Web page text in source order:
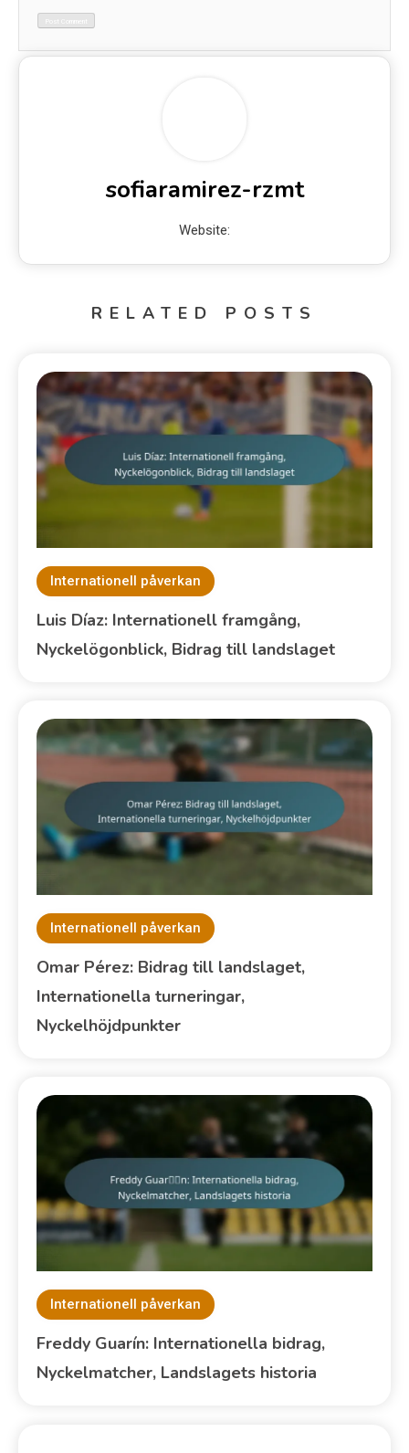
sofiaramirez-rzmt
Website:
RELATED POSTS
Internationell påverkan
Luis Díaz: Internationell framgång,
Nyckelögonblick, Bidrag till landslaget
Internationell påverkan
Omar Pérez: Bidrag till landslaget,
Internationella turneringar,
Nyckelhöjdpunkter
Internationell påverkan
Freddy Guarín: Internationella bidrag,
Nyckelmatcher, Landslagets historia